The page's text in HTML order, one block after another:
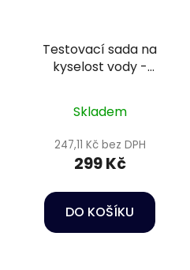
Testovací sada na
kyselost vody -
Skladem
247,11 Kč bez DPH
299 Kč
DO KOŠÍKU